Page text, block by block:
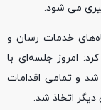
می شود.
خدمات رسان و
امروز جلسه‌ای با
شد و تمامی اقدامات